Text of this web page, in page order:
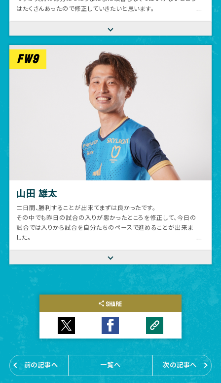
はたくさんあったので修正していきたいと思います。
で気を引き締めて引き続き頑張っていきたいと思います。
暑い中でしたが応援していただきありがとうございました。
FW9
山田 雄太
二日間、勝利することが出来てまずは良かったです。
その中でも昨日の試合の入りが悪かったところを修正して、今日の
試合では入りから試合を自分たちのペースで進めることが出来ま
した。
現地まで駆けつけて応援してくださったファン、サポーター、スポン
サーの皆様本当にありがとうございました。
SHARE
前の記事へ 一覧へ 次の記事へ